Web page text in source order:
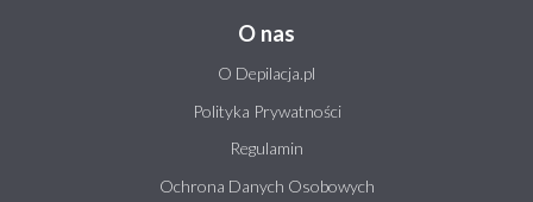
O nas
O Depilacja.pl
Polityka Prywatności
Regulamin
Ochrona Danych Osobowych